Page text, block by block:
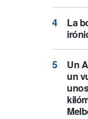
La
Un
un